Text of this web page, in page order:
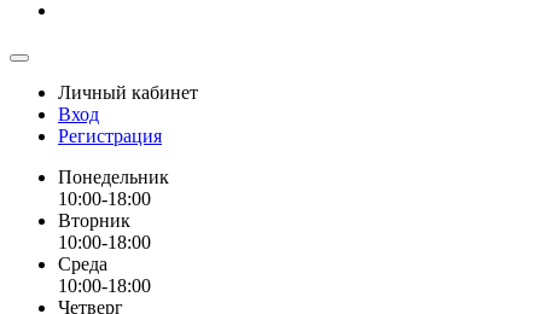
Личный кабинет
Вход
Регистрация
Понедельник
10:00-18:00
Вторник
10:00-18:00
Среда
10:00-18:00
Четверг